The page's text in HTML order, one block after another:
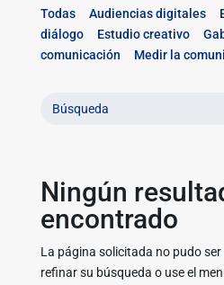
Todas Audiencias digitales
diálogo
Estudio creativo
comunicación
Medir la
Ningún
encontrado
La página solicitada no pudo
refinar su búsqueda o use el